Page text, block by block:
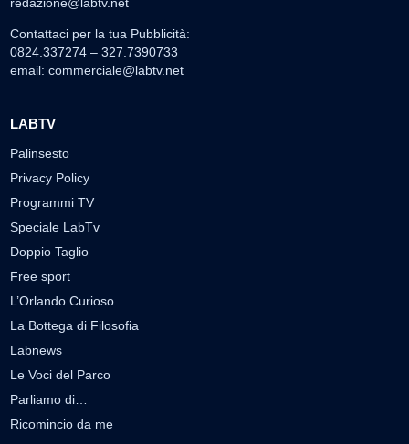
redazione@labtv.net
Contattaci per la tua Pubblicità:
0824.337274 – 327.7390733
email: commerciale@labtv.net
LABTV
Palinsesto
Privacy Policy
Programmi TV
Speciale LabTv
Doppio Taglio
Free sport
L’Orlando Curioso
La Bottega di Filosofia
Labnews
Le Voci del Parco
Parliamo di…
Ricomincio da me